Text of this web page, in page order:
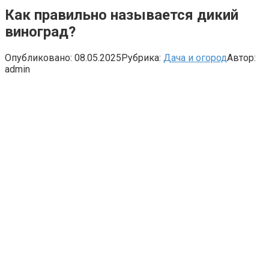
Как правильно называется дикий
виноград?
Опубликовано: 08.05.2025Рубрика: Дача и огородАвтор:
admin